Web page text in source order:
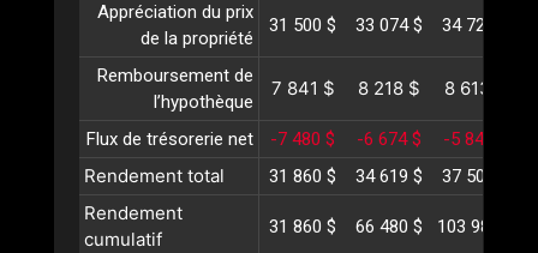
Appréciation du prix
de la propriété
31 500 $ 33 074 $ 34 728 $
Remboursement de
l’hypothèque
7 841 $ 8 218 $ 8 613 $
Flux de trésorerie net -7 480 $ -6 674 $ -5 841 $
Rendement total 31 860 $ 34 619 $ 37 501 $
Rendement
cumulatif
31 860 $ 66 480 $ 103 981 $